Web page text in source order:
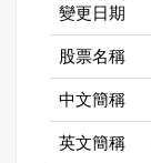
變更日期
股票名稱
中文簡稱
英文簡稱